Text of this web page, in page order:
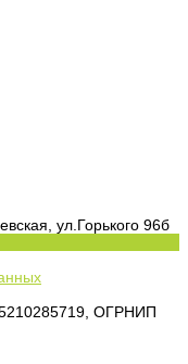
ул.Горького 96б
ОГРНИП